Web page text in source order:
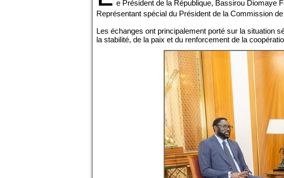
e Président de la République, Bassirou Diomaye
Représentant spécial du Président de la Commission
Les échanges ont principalement porté sur la situation
la stabilité, de la paix et du renforcement de la